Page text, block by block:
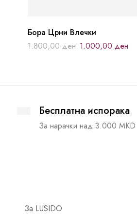
Бора Црни Влечки
1.800,00ден 1.000,00 ден
Бесплатна испорака
За нарачки над 3.000 MKD
За LUSIDO